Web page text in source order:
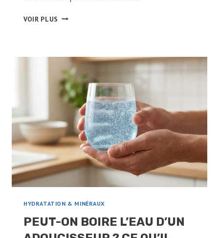
VOIR PLUS CHARBON
:
DANGER
RÉEL
OU
SOLUTION
POUR
VOTRE
SANTÉ
?
HYDRATATION & MINÉRAUX
PEUT-ON BOIRE L’EAU D’UN